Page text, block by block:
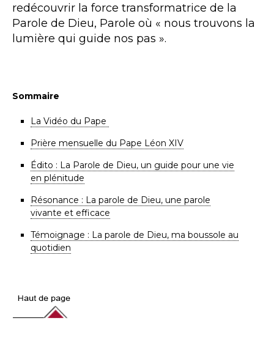
redécouvrir la force transformatrice de la
Parole de Dieu, Parole où « nous trouvons la
lumière qui guide nos pas ».
Sommaire
La Vidéo du Pape
Prière mensuelle du Pape Léon XIV
Édito : La Parole de Dieu, un guide pour une vie
en plénitude
Résonance : La parole de Dieu, une parole
vivante et efficace
Témoignage : La parole de Dieu, ma boussole au
quotidien